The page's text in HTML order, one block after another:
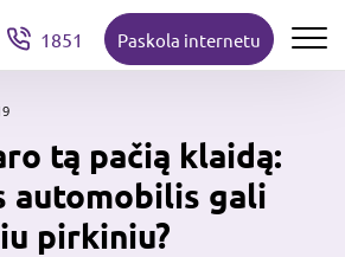
1851 Paskola internetu
tą pačią klaidą:
automobilis gali
pirkiniu?